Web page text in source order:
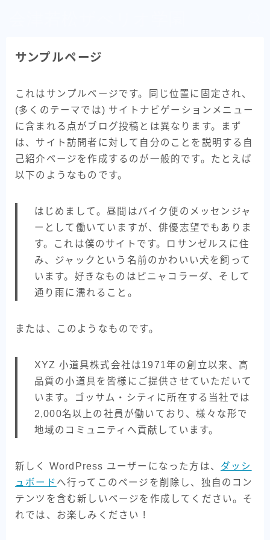
サンプルページ
これはサンプルページです。同じ位置に固定され、
(多くのテーマでは) サイトナビゲーションメニュー
に含まれる点がブログ投稿とは異なります。まず
は、サイト訪問者に対して自分のことを説明する自
己紹介ページを作成するのが一般的です。たとえば
以下のようなものです。
はじめまして。昼間はバイク便のメッセンジャ
ーとして働いていますが、俳優志望でもありま
す。これは僕のサイトです。ロサンゼルスに住
み、ジャックという名前のかわいい犬を飼って
います。好きなものはピニャコラーダ、そして
通り雨に濡れること。
または、このようなものです。
XYZ 小道具株式会社は1971年の創立以来、高
品質の小道具を皆様にご提供させていただいて
います。ゴッサム・シティに所在する当社では
2,000名以上の社員が働いており、様々な形で
地域のコミュニティへ貢献しています。
新しく WordPress ユーザーになった方は、 ダッシ
ュボード へ行ってこのページを削除し、独自のコン
テンツを含む新しいページを作成してください。そ
れでは、お楽しみください !